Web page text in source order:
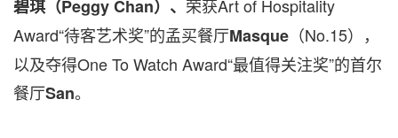
碧琪（Peggy Chan）、 荣获Art of Hospitality
Award“待客艺术奖”的孟买餐厅Masque （No.15），
以及夺得One To Watch Award“最值得关注奖”的首尔
餐厅San。